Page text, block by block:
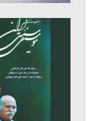
میکلوش روژا